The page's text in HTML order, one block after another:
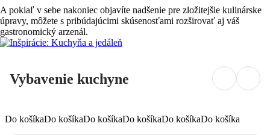
A pokiaľ v sebe nakoniec objavíte nadšenie pre zložitejšie kulinárske
úpravy, môžete s pribúdajúcimi skúsenosťami rozširovať aj váš
gastronomický arzenál.
Vybavenie kuchyne
Do košíkaDo košíkaDo košíkaDo košíkaDo košíkaDo košíka